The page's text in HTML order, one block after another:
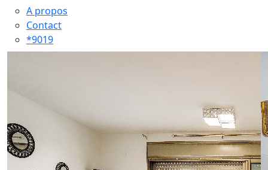
A propos
Contact
*9019